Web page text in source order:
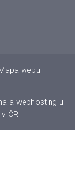
Mapa webu
a webhosting u
ČR